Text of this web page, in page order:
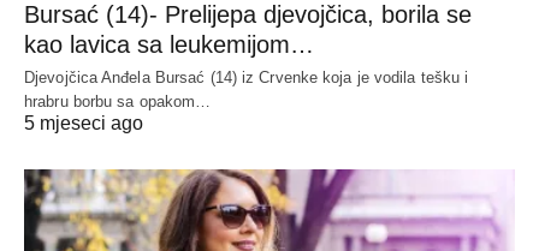
Bursać (14)- Prelijepa djevojčica, borila se
kao lavica sa leukemijom…
Djevojčica Anđela Bursać (14) iz Crvenke koja je vodila tešku i
hrabru borbu sa opakom…
5 mjeseci ago